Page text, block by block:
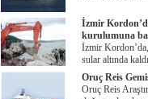
İzmir
kurulumuna
İzmir
sular altında
Oruç Reis
Oruç Reis